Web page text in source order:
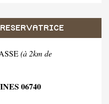
(à 2km de
06740